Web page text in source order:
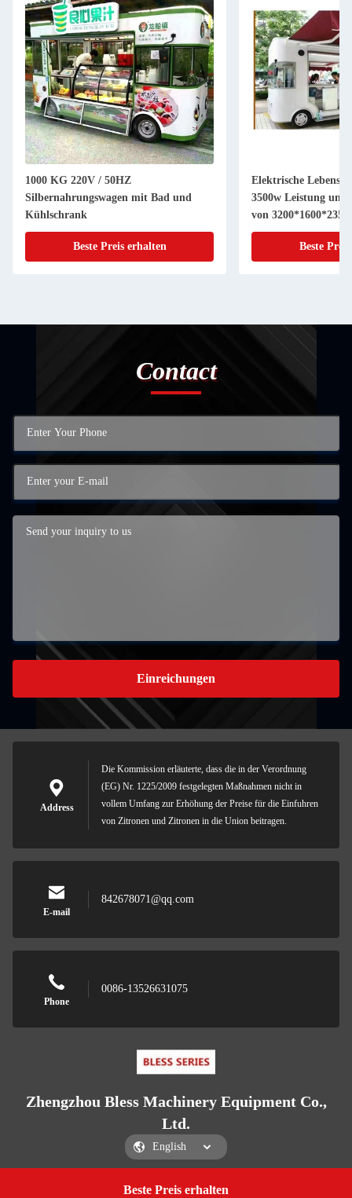
Beste Preis erhalten
1000 KG 220V / 50HZ
Silbernahrungswagen mit Bad und
Kühlschrank
Beste Preis erhalten
Elektrische
3500w Leistung und
von
Beste
Contact
Einreichungen
Address
Die Kommission erläuterte, dass die in der Verordnung
(EG) Nr. 1225/2009 festgelegten Maßnahmen nicht in
vollem Umfang zur Erhöhung der Preise für die Einfuhren
von Zitronen und Zitronen in die Union beitragen.
E-mail
842678071@qq.com
Phone
0086-13526631075
Zhengzhou Bless Machinery Equipment Co.,
Ltd.
Zhengzhou Bless Machinery Equipment Co., Ltd.
Get a Quote